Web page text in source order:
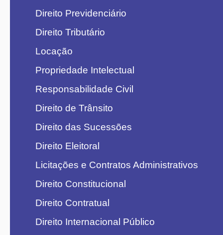
Direito Previdenciário
Direito Tributário
Locação
Propriedade Intelectual
Responsabilidade Civil
Direito de Trânsito
Direito das Sucessões
Direito Eleitoral
Licitações e Contratos Administrativos
Direito Constitucional
Direito Contratual
Direito Internacional Público